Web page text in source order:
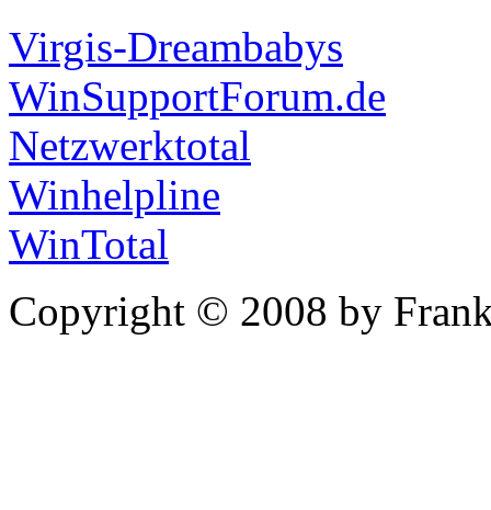
Virgis-Dreambabys
WinSupportForum.de
Netzwerktotal
Winhelpline
WinTotal
Copyright © 2008 by